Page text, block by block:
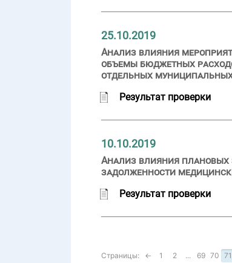
25.10.2019
Анализ влияния
объемы бюджетных
отдельных
Результат проверки
10.10.2019
Анализ влияния
задолженности
Результат проверки
Страницы: ← 1 2 ... 69 70 71